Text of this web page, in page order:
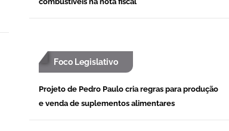
Foco Legislativo
Projeto de Pedro Paulo cria regras para produção
e venda de suplementos alimentares